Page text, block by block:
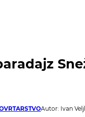
Autor: Ivan